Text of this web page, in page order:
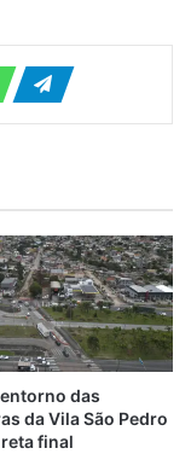
das
da Vila São Pedro
final